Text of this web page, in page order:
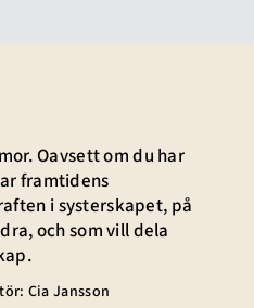
Oavsett om du har
framtidens
i systerskapet, på
och som vill dela
Cia Jansson